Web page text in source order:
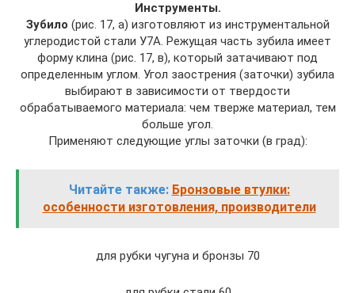
Инструменты.
Зубило (рис. 17, а) изготовляют из инструментальной
углеродистой стали У7А. Режущая часть зубила имеет
форму клина (рис. 17, в), который затачивают под
определенным углом. Угол заострения (заточки) зубила
выбирают в зависимости от твердости
обрабатываемого материала: чем тверже материал, тем
больше угол.
Применяют следующие углы заточки (в град):
Читайте также: Бронзовые втулки:
особенности изготовления, производители
для рубки чугуна и бронзы 70